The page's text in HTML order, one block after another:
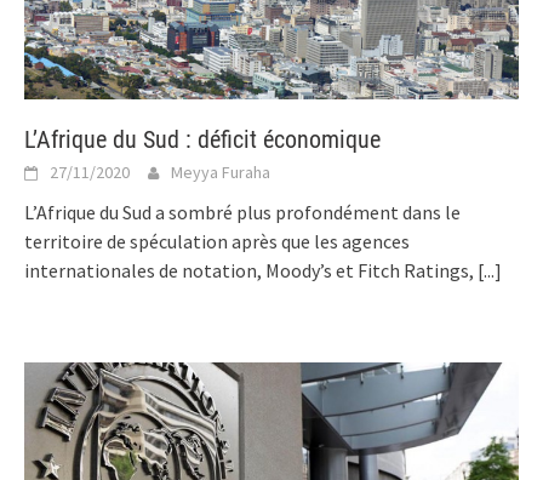
L’Afrique du Sud : déficit économique
27/11/2020 Meyya Furaha
L’Afrique du Sud a sombré plus profondément dans le
territoire de spéculation après que les agences
internationales de notation, Moody’s et Fitch Ratings, [...]